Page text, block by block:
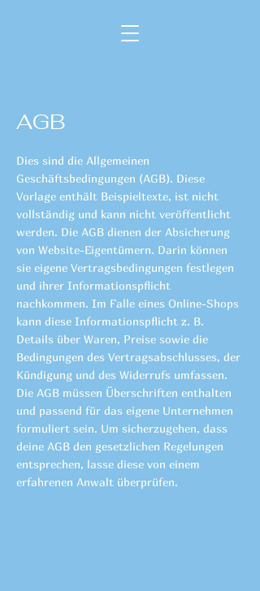
AGB
Dies sind die Allgemeinen
Geschäftsbedingungen (AGB). Diese
Vorlage enthält Beispieltexte, ist nicht
vollständig und kann nicht veröffentlicht
werden. Die AGB dienen der Absicherung
von Website-Eigentümern. Darin können
sie eigene Vertragsbedingungen festlegen
und ihrer Informationspflicht
nachkommen. Im Falle eines Online-Shops
kann diese Informationspflicht z. B.
Details über Waren, Preise sowie die
Bedingungen des Vertragsabschlusses, der
Kündigung und des Widerrufs umfassen.
Die AGB müssen Überschriften enthalten
und passend für das eigene Unternehmen
formuliert sein. Um sicherzugehen, dass
deine AGB den gesetzlichen Regelungen
entsprechen, lasse diese von einem
erfahrenen Anwalt überprüfen.